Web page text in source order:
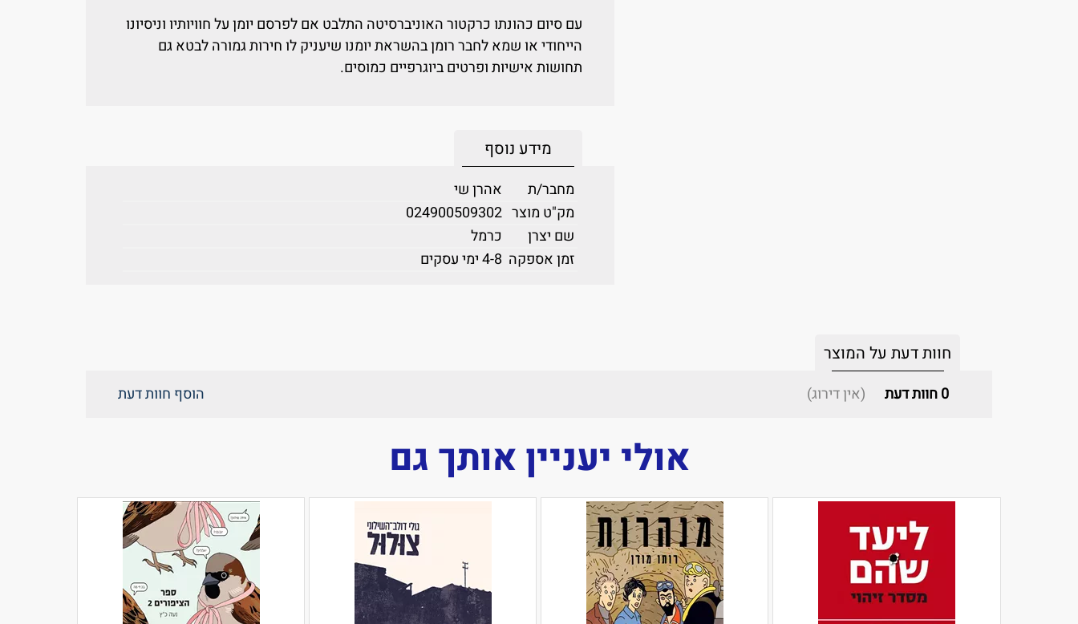
עם סיום כהונתו כרקטור האוניברסיטה התלבט אם לפרסם יומן על חוויותיו וניסיונו
הייחודי או שמא לחבר רומן בהשראת יומנו שיעניק לו חירות גמורה לבטא גם
תחושות אישיות ופרטים ביוגרפיים כמוסים.
מידע נוסף
מחבר/ת
אהרן שי
מק"ט מוצר 024900509302
שם יצרן
כרמל
זמן אספקה 4-8 ימי עסקים
חוות דעת על המוצר
0חוות דעת (אין דירוג) הוסף חוות דעת
אולי יעניין אותך גם